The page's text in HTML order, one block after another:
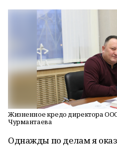
Жизненное кредо директора
Чурмантаева
Однажды по делам я